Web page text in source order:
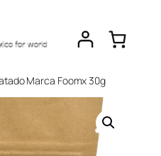
Marca Foomx 30g